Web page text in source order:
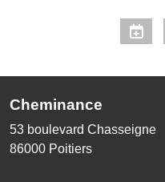
Cheminance
53 boulevard Chasseigne
86000 Poitiers